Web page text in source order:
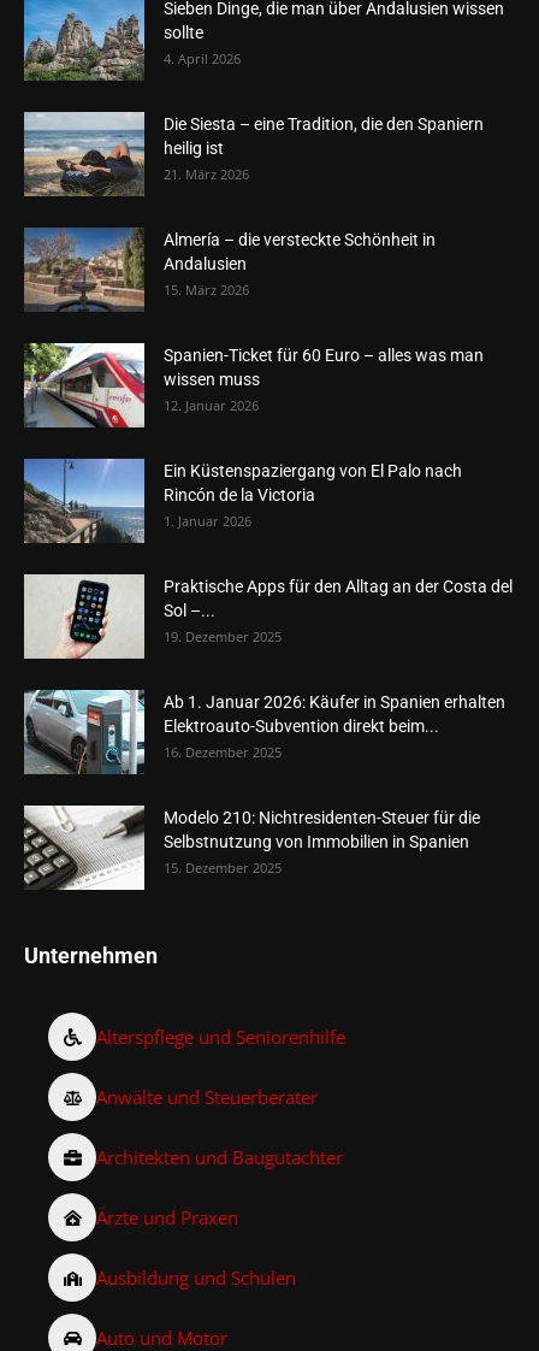
Sieben Dinge, die man über Andalusien wissen
sollte
4. April 2026
Die Siesta – eine Tradition, die den Spaniern
heilig ist
21. März 2026
Almería – die versteckte Schönheit in
Andalusien
15. März 2026
Spanien-Ticket für 60 Euro – alles was man
wissen muss
12. Januar 2026
Ein Küstenspaziergang von El Palo nach
Rincón de la Victoria
1. Januar 2026
Praktische Apps für den Alltag an der Costa del
Sol –...
19. Dezember 2025
Ab 1. Januar 2026: Käufer in Spanien erhalten
Elektroauto-Subvention direkt beim...
16. Dezember 2025
Modelo 210: Nichtresidenten-Steuer für die
Selbstnutzung von Immobilien in Spanien
15. Dezember 2025
Unternehmen
Alterspflege und Seniorenhilfe
Anwälte und Steuerberater
Architekten und Baugutachter
Ärzte und Praxen
Ausbildung und Schulen
Auto und Motor